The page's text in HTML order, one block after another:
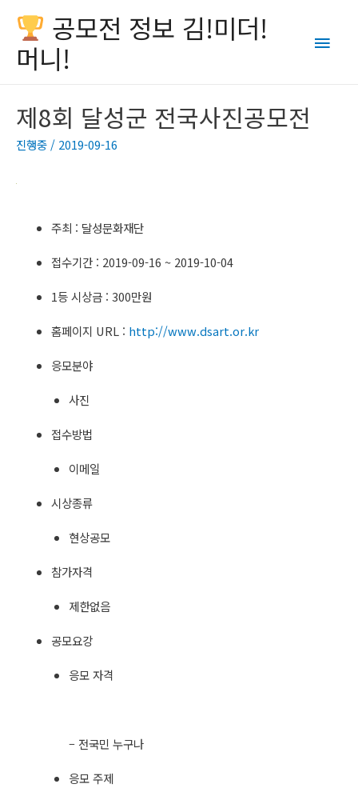
공모전 정보 김!미더!
머니!
Main
제8회 달성군 전국사진공모전
진행중 / 2019-09-16
주최 : 달성문화재단
접수기간 : 2019-09-16 ~ 2019-10-04
1등 시상금 : 300만원
홈페이지 URL : http://www.dsart.or.kr
응모분야
사진
접수방법
이메일
시상종류
현상공모
참가자격
제한없음
공모요강
응모 자격
– 전국민 누구나​
응모 주제